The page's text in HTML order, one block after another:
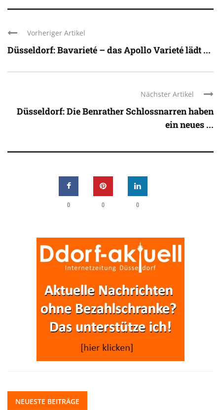
Vorheriger Artikel
Düsseldorf: Bavarieté – das Apollo Varieté lädt ...
Nächster Artikel
Düsseldorf: Die Benrather Schlossnarren haben
ein neues ...
0 0 0
NEUESTE BEITRÄGE